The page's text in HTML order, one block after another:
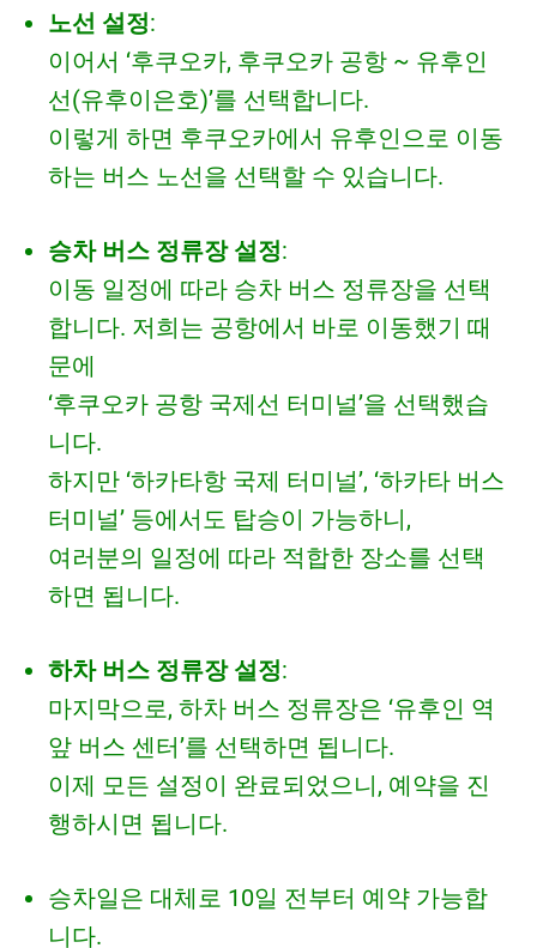
노선 설정:
이어서 ‘후쿠오카, 후쿠오카 공항 ~ 유후인
선(유후이은호)’를 선택합니다.
이렇게 하면 후쿠오카에서 유후인으로 이동
하는 버스 노선을 선택할 수 있습니다.
승차 버스 정류장 설정:
이동 일정에 따라 승차 버스 정류장을 선택
합니다. 저희는 공항에서 바로 이동했기 때
문에
‘후쿠오카 공항 국제선 터미널’을 선택했습
니다.
하지만 ‘하카타항 국제 터미널’, ‘하카타 버스
터미널’ 등에서도 탑승이 가능하니,
여러분의 일정에 따라 적합한 장소를 선택
하면 됩니다.
하차 버스 정류장 설정:
마지막으로, 하차 버스 정류장은 ‘유후인 역
앞 버스 센터’를 선택하면 됩니다.
이제 모든 설정이 완료되었으니, 예약을 진
행하시면 됩니다.
승차일은 대체로 10일 전부터 예약 가능합
니다.